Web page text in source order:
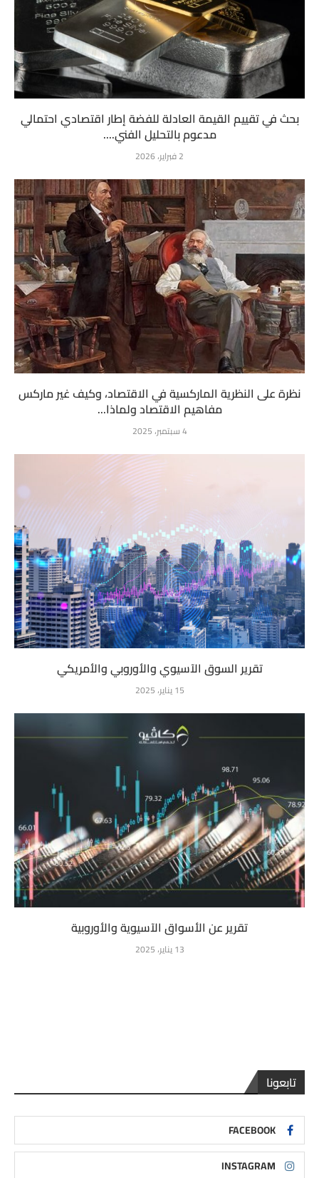
بحث في تقييم القيمة العادلة للفضة إطار اقتصادي احتمالي
مدعوم بالتحليل الفني....
2 فبراير، 2026
نظرة على النظرية الماركسية في الاقتصاد، وكيف غير ماركس
مفاهيم الاقتصاد ولماذا...
4 سبتمبر، 2025
تقرير السوق الآسيوي والأوروبي والأمريكي
15 يناير، 2025
تقرير عن الأسواق الآسيوية والأوروبية
13 يناير، 2025
تابعونا
FACEBOOK
INSTAGRAM